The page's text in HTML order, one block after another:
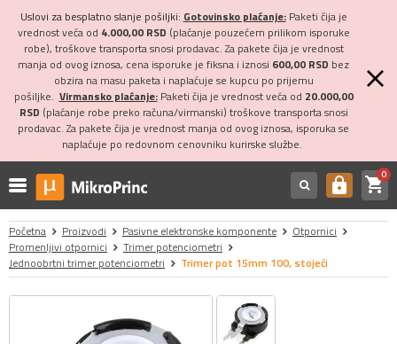
Uslovi za besplatno slanje pošiljki: Gotovinsko plaćanje:Paketi čija je
vrednost veća od 4.000,00 RSD (plaćanje pouzećem prilikom isporuke
robe), troškove transporta snosi prodavac. Za pakete čija je vrednost
manja od ovog iznosa, cena isporuke je fiksna i iznosi 600,00 RSD bez
obzira na masu paketa i naplaćuje se kupcu po prijemu
pošiljke. Virmansko plaćanje:Paketi čija je vrednost veća od 20.000,00
RSD (plaćanje robe preko računa/virmanski) troškove transporta snosi
prodavac. Za pakete čija je vrednost manja od ovog iznosa, isporuka se
naplaćuje po redovnom cenovniku kurirske službe.
https shopping_cart0
Početna Proizvodi Pasivne elektronske komponente
Otpornici
Promenljivi otpornici
Trimer potenciometri
Jednoobrtni trimer potenciometri
Trimer pot 15mm 100, stojeći